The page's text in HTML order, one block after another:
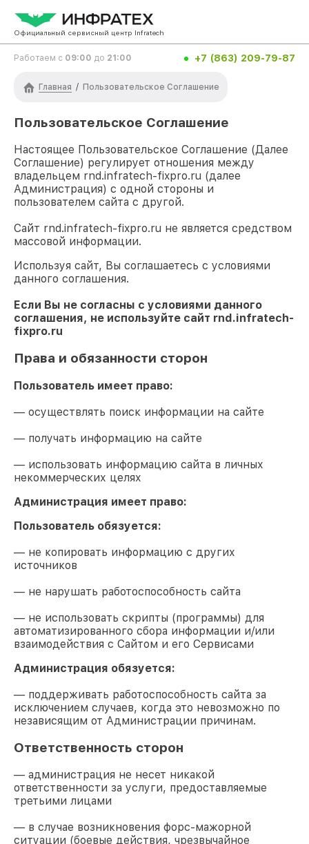
Официальный сервисный центр Infratech
Работаем с 09:00 до 21:00 +7 (863) 209-79-87
Главная / Пользовательское Соглашение
Пользовательское Соглашение
Настоящее Пользовательское Соглашение (Далее
Соглашение) регулирует отношения между
владельцем rnd.infratech-fixpro.ru (далее
Администрация) с одной стороны и
пользователем сайта с другой.
Сайт rnd.infratech-fixpro.ru не является средством
массовой информации.
Используя сайт, Вы соглашаетесь с условиями
данного соглашения.
Если Вы не согласны с условиями данного
соглашения, не используйте сайт rnd.infratech-
fixpro.ru
Права и обязанности сторон
Пользователь имеет право:
— осуществлять поиск информации на сайте
— получать информацию на сайте
— использовать информацию сайта в личных
некоммерческих целях
Администрация имеет право:
Пользователь обязуется:
— не копировать информацию с других
источников
— не нарушать работоспособность сайта
— не использовать скрипты (программы) для
автоматизированного сбора информации и/или
взаимодействия с Сайтом и его Сервисами
Администрация обязуется:
— поддерживать работоспособность сайта за
исключением случаев, когда это невозможно по
независящим от Администрации причинам.
Ответственность сторон
— администрация не несет никакой
ответственности за услуги, предоставляемые
третьими лицами
— в случае возникновения форс-мажорной
ситуации (боевые действия, чрезвычайное